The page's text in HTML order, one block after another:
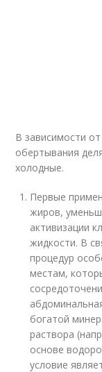
В зависимости
обертывания
холодные.
Первые
жиров,
активизации
жидкости. В
процедур
местам,
богатой
раствора
основе
условие